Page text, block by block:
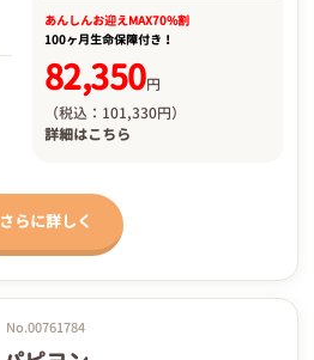
あんしんお迎えMAX70%割
100ヶ月生命保障付き！
82,350円
（税込：101,330円）
詳細はこちら
さらに詳しく
No.00761784